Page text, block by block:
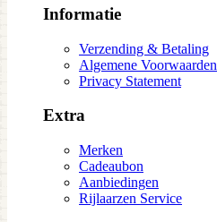
Informatie
Verzending & Betaling
Algemene Voorwaarden
Privacy Statement
Extra
Merken
Cadeaubon
Aanbiedingen
Rijlaarzen Service